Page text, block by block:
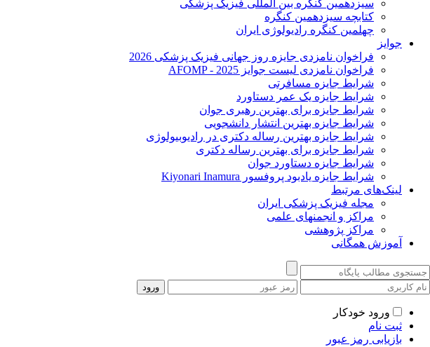
سیزدهمین کنگره بین المللی فیزیک پزشکی
کتابچه سیزدهمین کنگره
چهلمین کنگره رادیولوژی ایران
جوایز
فراخوان نامزدی جایزه روز جهانی فیزیک پزشکی 2026
فراخوان نامزدی لیست جوایز AFOMP - 2025
شرایط جایزه مسافرتی
شرایط جایزه یک عمر دستاورد
شرایط جایزه برای بهترین رهبری جوان
شرایط جایزه بهترین انتشار دانشجویی
شرایط جایزه بهترین رساله دکتری در رادیوبیولوژی
شرایط جایزه برای بهترین رساله دکتری
شرایط جایزه دستاورد جوان
شرایط جایزه یادبود پروفسور Kiyonari Inamura
لینک‌های مرتبط
مجله فیزیک پزشکی ایران
مراکز و انجمنهای علمی
مراکز پژوهشی
آموزش همگانی
ورود خودکار
ثبت نام
بازیابی رمز عبور